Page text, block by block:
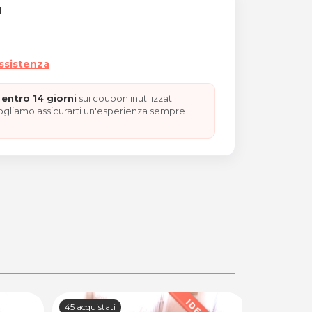
NATALE"
14 giorni sui coupon inutilizzati.
assicurarti un'esperienza sempre
45 acquistati